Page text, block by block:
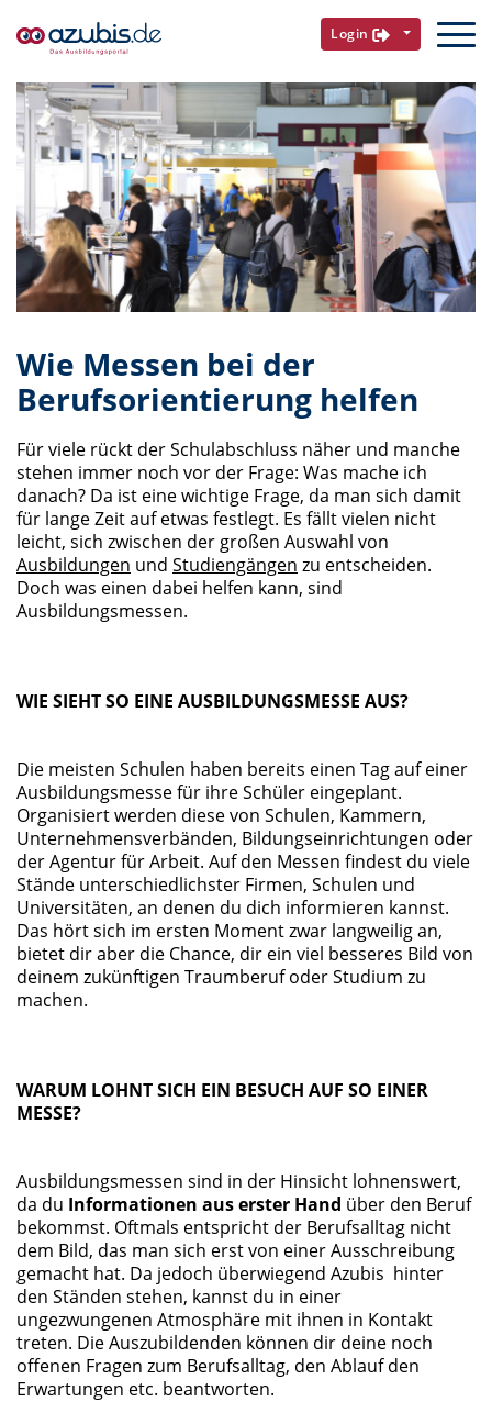
Login
Wie Messen bei der
Berufsorientierung helfen
Für viele rückt der Schulabschluss näher und manche
stehen immer noch vor der Frage: Was mache ich
danach? Da ist eine wichtige Frage, da man sich damit
für lange Zeit auf etwas festlegt. Es fällt vielen nicht
leicht, sich zwischen der großen Auswahl von
Ausbildungen und Studiengängen zu entscheiden.
Doch was einen dabei helfen kann, sind
Ausbildungsmessen.
WIE SIEHT SO EINE AUSBILDUNGSMESSE AUS?
Die meisten Schulen haben bereits einen Tag auf einer
Ausbildungsmesse für ihre Schüler eingeplant.
Organisiert werden diese von Schulen, Kammern,
Unternehmensverbänden, Bildungseinrichtungen oder
der Agentur für Arbeit. Auf den Messen findest du viele
Stände unterschiedlichster Firmen, Schulen und
Universitäten, an denen du dich informieren kannst.
Das hört sich im ersten Moment zwar langweilig an,
bietet dir aber die Chance, dir ein viel besseres Bild von
deinem zukünftigen Traumberuf oder Studium zu
machen.
WARUM LOHNT SICH EIN BESUCH AUF SO EINER
MESSE?
Ausbildungsmessen sind in der Hinsicht lohnenswert,
da du Informationen aus erster Hand über den Beruf
bekommst. Oftmals entspricht der Berufsalltag nicht
dem Bild, das man sich erst von einer Ausschreibung
gemacht hat. Da jedoch überwiegend Azubis hinter
den Ständen stehen, kannst du in einer
ungezwungenen Atmosphäre mit ihnen in Kontakt
treten. Die Auszubildenden können dir deine noch
offenen Fragen zum Berufsalltag, den Ablauf den
Erwartungen etc. beantworten.